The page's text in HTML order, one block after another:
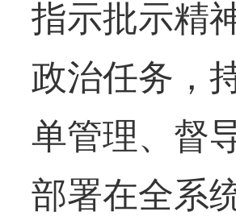
指示批示精
政治任务，
单管理、督
部署在全系